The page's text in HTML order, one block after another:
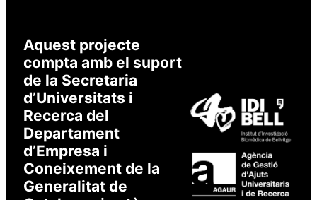
Aquest projecte
compta amb el suport
de la Secretaria
d’Universitats i
Recerca del
Departament
d’Empresa i
Coneixement de la
Generalitat de